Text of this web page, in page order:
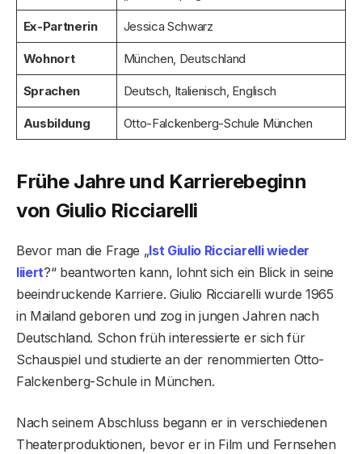
Ex-Partnerin Jessica Schwarz
Wohnort München, Deutschland
Sprachen Deutsch, Italienisch, Englisch
Ausbildung Otto-Falckenberg-Schule München
Frühe Jahre und Karrierebeginn
von Giulio Ricciarelli
Bevor man die Frage „Ist Giulio Ricciarelli wieder
liiert?“ beantworten kann, lohnt sich ein Blick in seine
beeindruckende Karriere. Giulio Ricciarelli wurde 1965
in Mailand geboren und zog in jungen Jahren nach
Deutschland. Schon früh interessierte er sich für
Schauspiel und studierte an der renommierten Otto-
Falckenberg-Schule in München.
Nach seinem Abschluss begann er in verschiedenen
Theaterproduktionen, bevor er in Film und Fernsehen